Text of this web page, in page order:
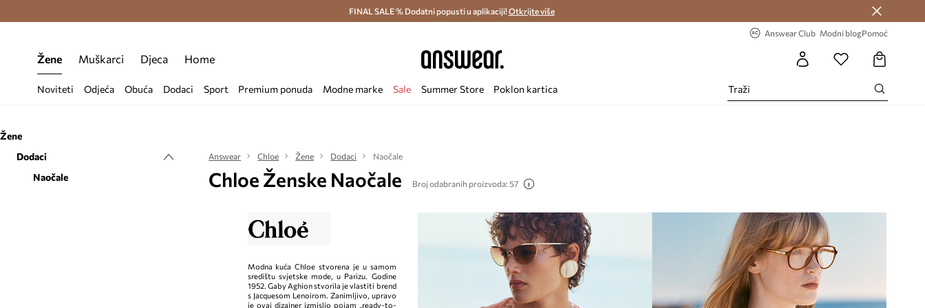
Besplatna dostava i povrat (od 70€) > Dostava u roku 48 sati >
FINAL SALE % Dodatni popusti u aplikaciji!Otkrijte više
Answear Club Modni blogPomoć
Žene Muškarci Djeca Home
Noviteti Odjeća Obuća Dodaci Sport Premium ponuda Modne marke Sale Summer Store Poklon kartica
Žene
Dodaci
Naočale
Answear Chloe Žene Dodaci Naočale
Chloe Ženske Naočale Broj odabranih proizvoda: 57
Modna kuća Chloe stvorena je u samom
središtu svjetske mode, u Parizu. Godine
1952. Gaby Aghion stvorila je vlastiti brend
s Jacquesom Lenoirom. Zanimljivo, upravo
je ovaj dizajner izmislio pojam „ready-to-